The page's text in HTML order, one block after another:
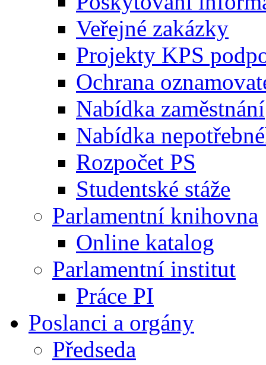
Veřejné zakázky
Projekty KPS
Ochrana
Nabídka zaměstnání
Nabídka
Rozpočet PS
Studentské stáže
Parlamentní knihovna
Online katalog
Parlamentní institut
Práce PI
Poslanci a orgány
Předseda